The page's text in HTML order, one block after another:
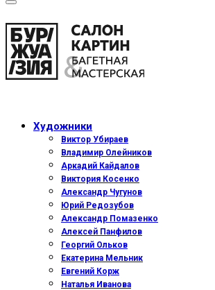
Художники
Виктор Убираев
Владимир Олейников
Аркадий Кайдалов
Виктория Косенко
Александр Чугунов
Юрий Редозубов
Александр Помазенко
Алексей Панфилов
Георгий Ольков
Екатерина Мельник
Евгений Корж
Наталья Иванова